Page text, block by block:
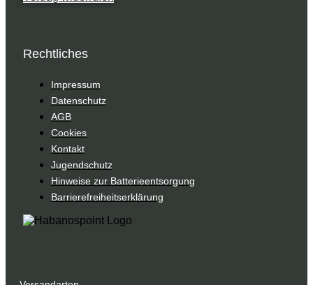
Rechtliches
Impressum
Datenschutz
AGB
Cookies
Kontakt
Jugendschutz
Hinweise zur Batterieentsorgung
Barrierefreiheitserklärung